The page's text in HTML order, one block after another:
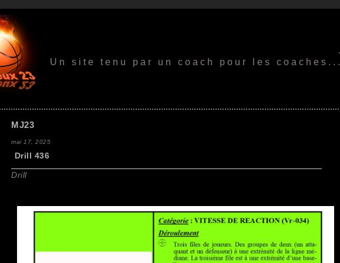
Un site tenu par un coach pour les coaches...
MJ23
mai 17, 2025
Drill 436
Drill